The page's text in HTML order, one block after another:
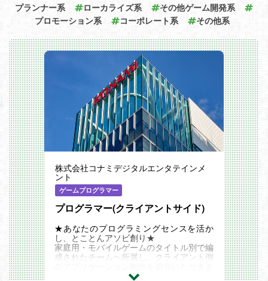
プランナー系
ローカライズ系
その他ゲーム開発系
プロモーション系
コーポレート系 その他系
株式会社コナミデジタルエンタテインメ
ント
ゲームプログラマー
プログラマー(クライアントサイド)
★あなたのプログラミングセンスを活か
し、とことんアソビ創り★
家庭用・モバイルゲームのタイトル別で編
成されたチームへ所属し、クライアント側